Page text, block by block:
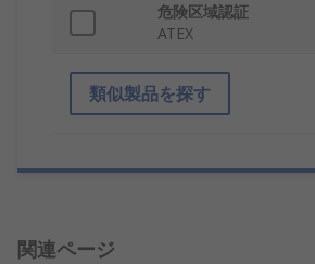
危険区域認証
ATEX
類似製品を探す
関連ページ